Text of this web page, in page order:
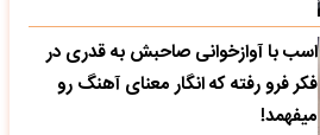
اسب با آوازخوانی صاحبش به قدری در
فکر فرو رفته که انگار معنای آهنگ رو
میفهمد!